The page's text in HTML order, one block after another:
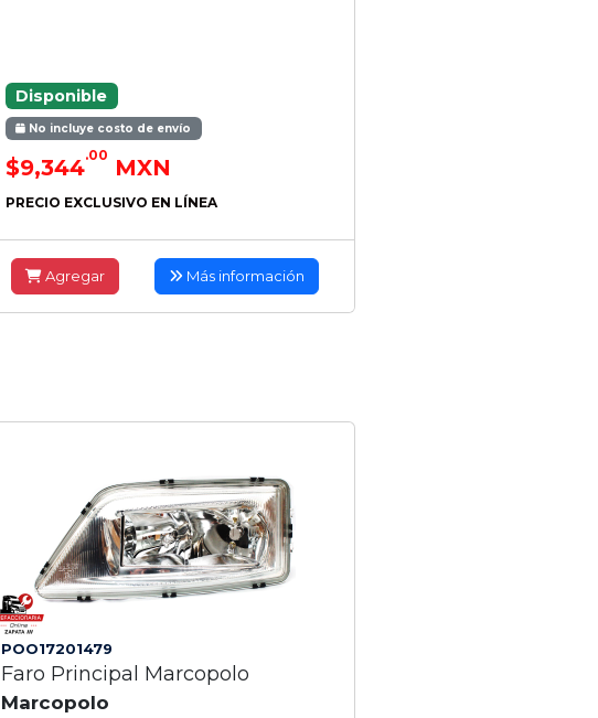
Disponible
No incluye costo de envío
$9,344.00 MXN
PRECIO EXCLUSIVO EN LÍNEA
Agregar Más información
POO17201479
Faro Principal Marcopolo
Marcopolo